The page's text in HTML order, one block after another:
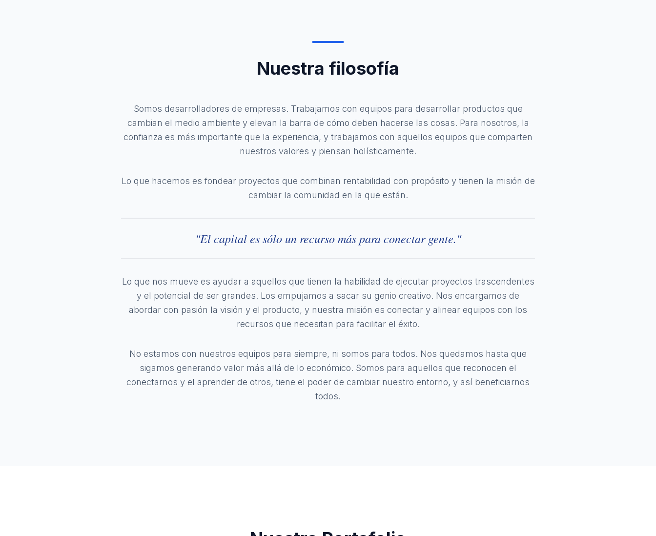
Nuestra filosofía
Somos desarrolladores de empresas. Trabajamos con equipos para desarrollar productos que
cambian el medio ambiente y elevan la barra de cómo deben hacerse las cosas. Para nosotros, la
confianza es más importante que la experiencia, y trabajamos con aquellos equipos que comparten
nuestros valores y piensan holísticamente.
Lo que hacemos es fondear proyectos que combinan rentabilidad con propósito y tienen la misión de
cambiar la comunidad en la que están.
"El capital es sólo un recurso más para conectar gente."
Lo que nos mueve es ayudar a aquellos que tienen la habilidad de ejecutar proyectos trascendentes
y el potencial de ser grandes. Los empujamos a sacar su genio creativo. Nos encargamos de
abordar con pasión la visión y el producto, y nuestra misión es conectar y alinear equipos con los
recursos que necesitan para facilitar el éxito.
No estamos con nuestros equipos para siempre, ni somos para todos. Nos quedamos hasta que
sigamos generando valor más allá de lo económico. Somos para aquellos que reconocen el
conectarnos y el aprender de otros, tiene el poder de cambiar nuestro entorno, y así beneficiarnos
todos.